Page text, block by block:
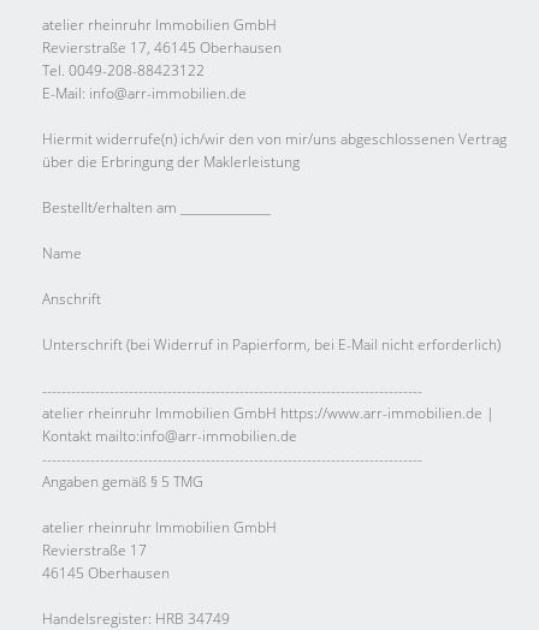
atelier rheinruhr Immobilien GmbH
Revierstraße 17, 46145 Oberhausen
Tel. 0049-208-88423122
E-Mail: info@arr-immobilien.de
Hiermit widerrufe(n) ich/wir den von mir/uns abgeschlossenen Vertrag
über die Erbringung der Maklerleistung
Bestellt/erhalten am _______________
Name
Anschrift
Unterschrift (bei Widerruf in Papierform, bei E-Mail nicht erforderlich)
-------------------------------------------------------------------------------
atelier rheinruhr Immobilien GmbH https://www.arr-immobilien.de |
Kontakt mailto:info@arr-immobilien.de
-------------------------------------------------------------------------------
Angaben gemäß § 5 TMG
atelier rheinruhr Immobilien GmbH
Revierstraße 17
46145 Oberhausen
Handelsregister: HRB 34749